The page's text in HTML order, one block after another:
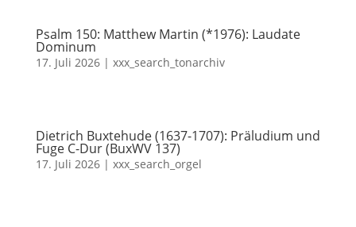
Psalm 150: Matthew Martin (*1976): Laudate
Dominum
17. Juli 2026| xxx_search_tonarchiv
Dietrich Buxtehude (1637-1707): Präludium und
Fuge C-Dur (BuxWV 137)
17. Juli 2026| xxx_search_orgel